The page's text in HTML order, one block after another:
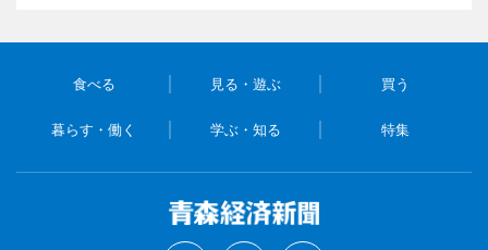
食べる 見る・遊ぶ 買う
暮らす・働く 学ぶ・知る 特集